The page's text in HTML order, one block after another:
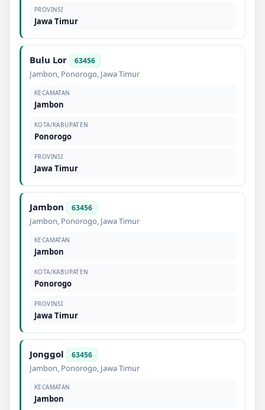
PROVINSI
Jawa Timur
Bulu Lor 63456
Jambon, Ponorogo, Jawa Timur
KECAMATAN
Jambon
KOTA/KABUPATEN
Ponorogo
PROVINSI
Jawa Timur
Jambon 63456
Jambon, Ponorogo, Jawa Timur
KECAMATAN
Jambon
KOTA/KABUPATEN
Ponorogo
PROVINSI
Jawa Timur
Jonggol 63456
Jambon, Ponorogo, Jawa Timur
KECAMATAN
Jambon